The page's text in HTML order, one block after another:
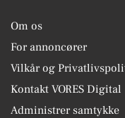
Om os
For annoncører
Vilkår og
Kontakt VORES Digital
Administrer samtykke